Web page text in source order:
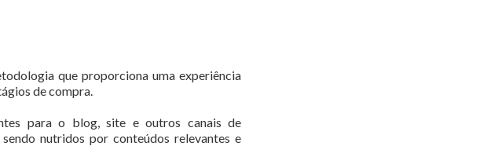
que proporciona uma experiência
de compra.
para o blog, site e outros canais de
nutridos por conteúdos relevantes e